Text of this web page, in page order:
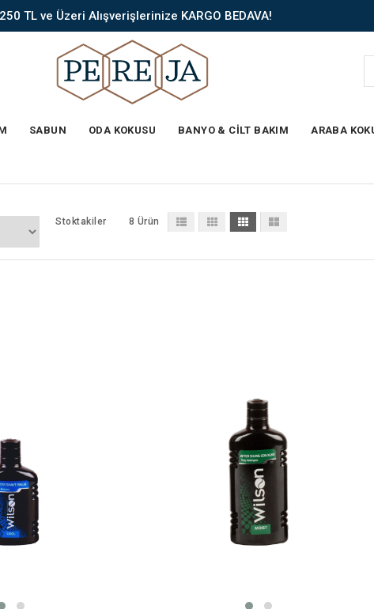
TL ve Üzeri Alışverişlerinize KARGO BEDAVA!
SABUN ODA KOKUSU BANYO & CİLT BAKIM ARABA
Stoktakiler 8 Ürün